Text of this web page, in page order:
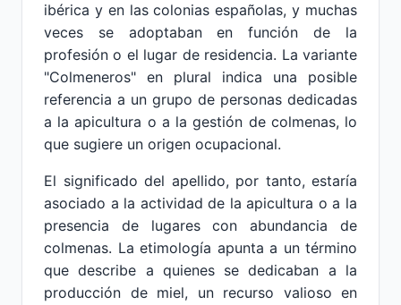
ibérica y en las colonias españolas, y muchas
veces se adoptaban en función de la
profesión o el lugar de residencia. La variante
"Colmeneros" en plural indica una posible
referencia a un grupo de personas dedicadas
a la apicultura o a la gestión de colmenas, lo
que sugiere un origen ocupacional.
El significado del apellido, por tanto, estaría
asociado a la actividad de la apicultura o a la
presencia de lugares con abundancia de
colmenas. La etimología apunta a un término
que describe a quienes se dedicaban a la
producción de miel, un recurso valioso en